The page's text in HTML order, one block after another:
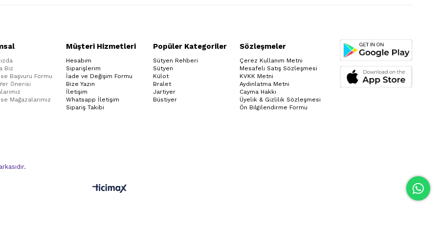
Biz
Başvuru Formu
Önerisi
Mağazalarımız
Müşteri Hizmetleri
Hesabım
Siparişlerim
İade ve Değişim Formu
Bize Yazın
İletişim
Whatsapp İletişim
Sipariş Takibi
Popüler Kategoriler
Sütyen Rehberi
Sütyen
Külot
Bralet
Jartiyer
Büstiyer
Sözleşmeler
Çerez Kullanım Metni
Mesafeli Satış Sözleşmesi
KVKK Metni
Aydınlatma Metni
Cayma Hakkı
Üyelik & Gizlilik Sözleşmesi
Ön Bilgilendirme Formu